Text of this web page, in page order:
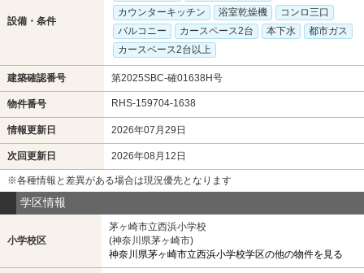
設備・条件
カウンターキッチン
浴室乾燥機
コンロ三口
バルコニー
カースペース2台 本下水
都市ガス
カースペース2台以上
建築確認番号 第2025SBC-確01638H号
物件番号 RHS-159704-1638
情報更新日 2026年07月29日
次回更新日 2026年08月12日
※各種情報と差異がある場合は現況優先となります
学区情報
小学校区
茅ヶ崎市立西浜小学校
(神奈川県茅ヶ崎市)
神奈川県茅ヶ崎市立西浜小学校学区の他の物件を見る